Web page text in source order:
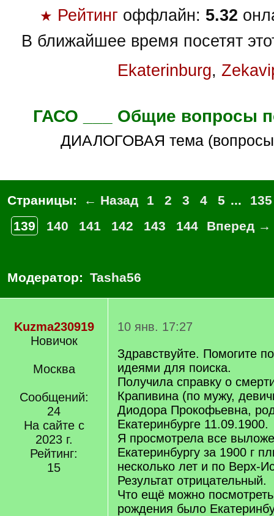
★ Рейтинг оффлайн: 5.32
В ближайшее время посетят
Ekaterinburg,
ГАСО ___ Общие вопросы
ДИАЛОГОВАЯ тема
Страницы: ← Назад 1 2 3 4 5 ...
135
139
140 141 142 143 144 Вперед →
Модератор: Tasha56
Kuzma230919
Новичок
Москва
Сообщений:
24
На сайте с
2023 г.
Рейтинг:
15
10 янв. 17:27
Здравствуйте. Помогите
идеями для поиска.
Получила справку о
Крапивина (по мужу,
Диодора Прокофьевна,
Екатеринбурге 11.09.1900.
Я просмотрела все
Екатеринбургу за 1900 г
несколько лет и по Верх-
Результат отрицательный.
Что ещё можно
рождения было